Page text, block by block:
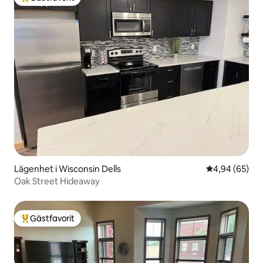
Populär gästfavorit
Lägenhet i Wisconsin Dells 4,94 av 5 i
4,94 (65)
Oak Street Hideaway
Populär gästfavorit
Gästfavorit